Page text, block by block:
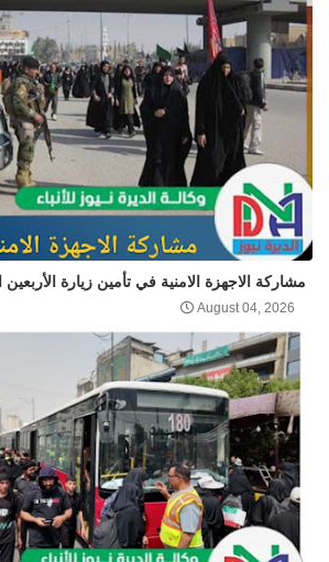
مشاركة الاجهزة الامنية في تأمين زيارة
August 04, 2026